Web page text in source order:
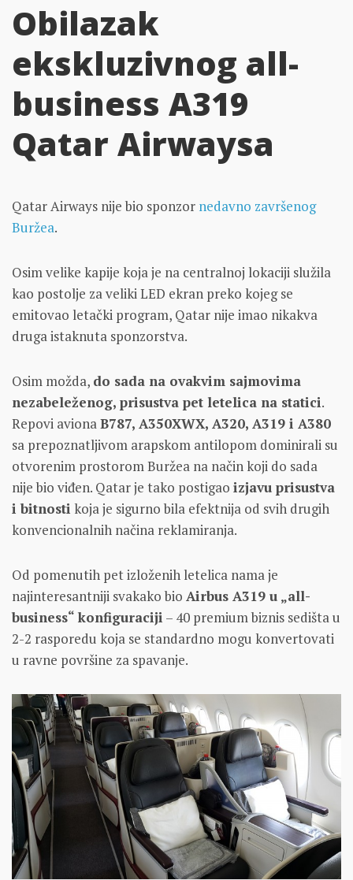
Obilazak
ekskluzivnog all-
business A319
Qatar Airwaysa
Qatar Airways nije bio sponzor nedavno završenog
Buržea.
Osim velike kapije koja je na centralnoj lokaciji služila
kao postolje za veliki LED ekran preko kojeg se
emitovao letački program, Qatar nije imao nikakva
druga istaknuta sponzorstva.
Osim možda, do sada na ovakvim sajmovima
nezabeleženog, prisustva pet letelica na statici.
Repovi avionaB787, A350XWX, A320, A319 i A380
sa prepoznatljivom arapskom antilopom dominirali su
otvorenim prostorom Buržea na način koji do sada
nije bio viđen. Qatar je tako postigao izjavu prisustva
i bitnosti koja je sigurno bila efektnija od svih drugih
konvencionalnih načina reklamiranja.
Od pomenutih pet izloženih letelica nama je
najinteresantniji svakako bio Airbus A319 u „all-
business“ konfiguraciji – 40 premium biznis sedišta u
2-2 rasporedu koja se standardno mogu konvertovati
u ravne površine za spavanje.